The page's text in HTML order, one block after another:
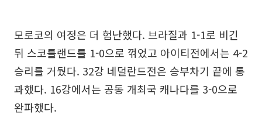
모로코의 여정은 더 험난했다. 브라질과 1-1로 비긴
뒤 스코틀랜드를 1-0으로 꺾었고 아이티전에서는 4-2
승리를 거뒀다. 32강 네덜란드전은 승부차기 끝에 통
과했다. 16강에서는 공동 개최국 캐나다를 3-0으로
완파했다.